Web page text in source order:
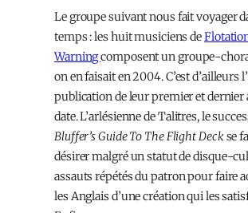
Le groupe suivant nous fait voyager
temps : les huit musiciens de
Warningcomposent un groupe-
on en faisait en 2004. C’est d’ailleurs
publication de leur premier et dernier
date. L’arlésienne de Talitres, le
Bluffer’s Guide To The Flight Deckse
désirer malgré un statut de disque-
assauts répétés du patron pour faire
les Anglais d’une création qui les